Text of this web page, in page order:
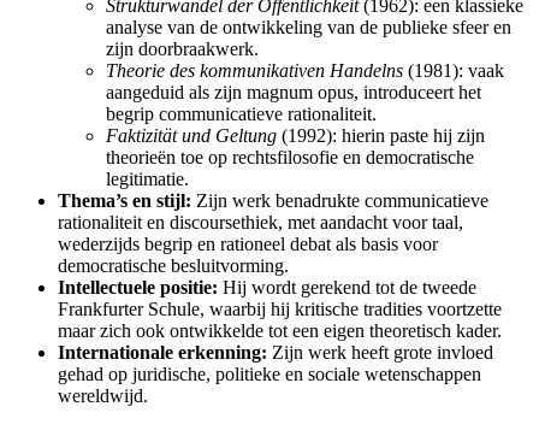
Strukturwandel der Öffentlichkeit(1962): een klassieke
analyse van de ontwikkeling van de publieke sfeer en
zijn doorbraakwerk.
Theorie des kommunikativen Handelns (1981): vaak
aangeduid als zijn magnum opus, introduceert het
begrip communicatieve rationaliteit.
Faktizität und Geltung (1992): hierin paste hij zijn
theorieën toe op rechtsfilosofie en democratische
legitimatie.
Thema’s en stijl: Zijn werk benadrukte communicatieve
rationaliteit en discoursethiek, met aandacht voor taal,
wederzijds begrip en rationeel debat als basis voor
democratische besluitvorming.
Intellectuele positie: Hij wordt gerekend tot de tweede
Frankfurter Schule, waarbij hij kritische tradities voortzette
maar zich ook ontwikkelde tot een eigen theoretisch kader.
Internationale erkenning: Zijn werk heeft grote invloed
gehad op juridische, politieke en sociale wetenschappen
wereldwijd.